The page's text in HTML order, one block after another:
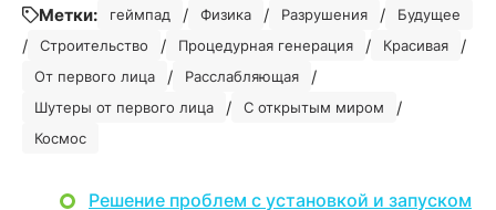
Метки: геймпад / Физика / Разрушения / Будущее
/ Строительство / Процедурная генерация / Красивая /
От первого лица / Расслабляющая /
Шутеры от первого лица / С открытым миром /
Космос
Решение проблем с установкой и запуском